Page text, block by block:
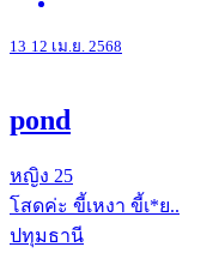
13 12 เม.ย. 2568
pond
หญิง 25
โสดค่ะ ขี้เหงา ขี้เ*ย..
ปทุมธานี